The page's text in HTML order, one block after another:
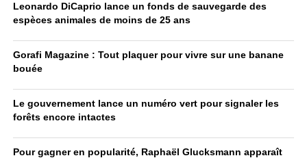
Leonardo DiCaprio lance un fonds de sauvegarde des
espèces animales de moins de 25 ans
Gorafi Magazine : Tout plaquer pour vivre sur une banane
bouée
Le gouvernement lance un numéro vert pour signaler les
forêts encore intactes
Pour gagner en popularité, Raphaël Glucksmann apparaît